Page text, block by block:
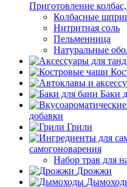
Приготовление
Колбасные
Нитритная соль
Пельменница
Натуральные
Баки
добавки
Грили
самогоноварения
Набор трав для
Дрожжи